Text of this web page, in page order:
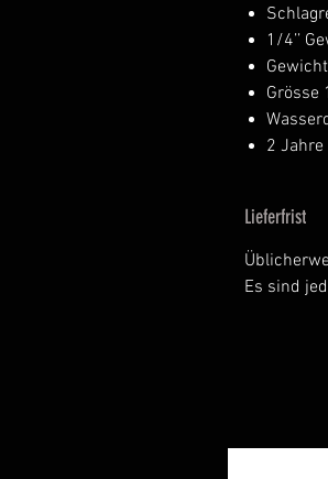
1/4’’
Grösse
2
Lieferfrist
Es sind